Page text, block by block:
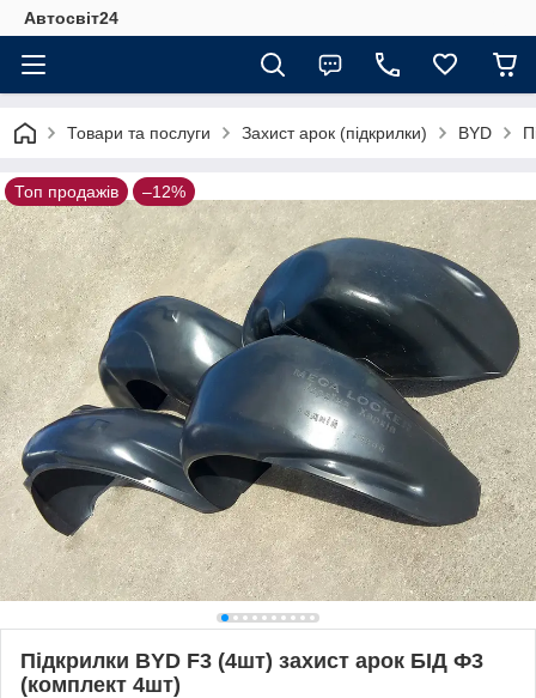
Автосвіт24
Товари та послуги Захист арок (підкрилки) BYD
Топ продажів –12%
Підкрилки BYD F3 (4шт) захист арок БІД Ф3
(комплект 4шт)